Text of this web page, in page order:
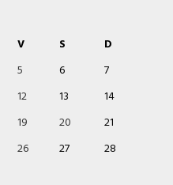
V S
D
5 6
7
12 13
14
19 20
21
26 27
28